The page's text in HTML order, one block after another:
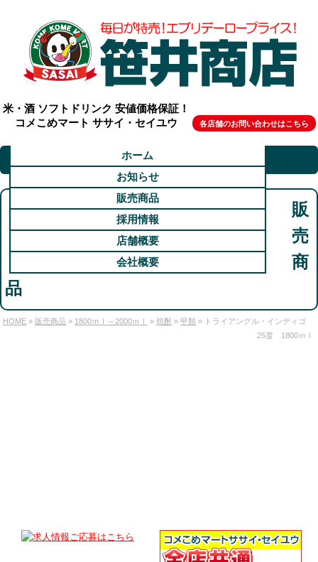
米・酒 ソフトドリンク 安値価格保証！
コメこめマート ササイ・セイユウ
各店舗のお問い合わせはこちら
ホーム
お知らせ
販売商品
採用情報
店舗概要
会社概要
販
売
商
品
HOME » 販売商品 » 1800ｍｌ～2000ｍｌ »焼酎 » 甲類 » トライアングル・インディゴ
25度 1800ｍｌ